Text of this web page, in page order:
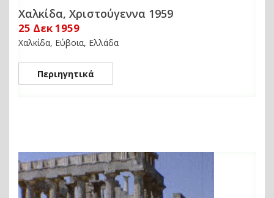
Χαλκίδα, Χριστούγεννα 1959
25 Δεκ 1959
Χαλκίδα, Εύβοια, Ελλάδα
Περιηγητικά